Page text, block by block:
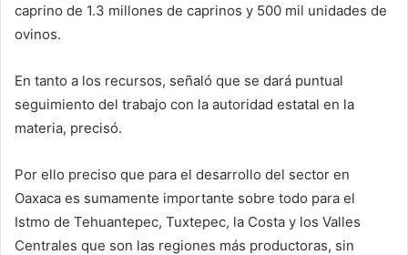
caprino de 1.3 millones de caprinos y 500 mil unidades de
ovinos.
En tanto a los recursos, señaló que se dará puntual
seguimiento del trabajo con la autoridad estatal en la
materia, precisó.
Por ello preciso que para el desarrollo del sector en
Oaxaca es sumamente importante sobre todo para el
Istmo de Tehuantepec, Tuxtepec, la Costa y los Valles
Centrales que son las regiones más productoras, sin